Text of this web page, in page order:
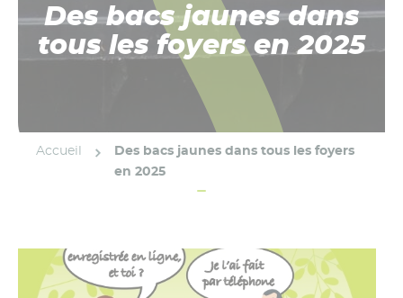
Des bacs jaunes dans
tous les foyers en 2025
Accueil
Des bacs jaunes dans tous les foyers
en 2025